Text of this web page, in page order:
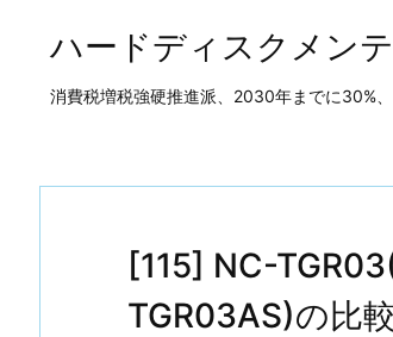
ハードディスクメン
消費税増税強硬推進派、2030年までに30%
[115] NC-
TGR03AS)の比